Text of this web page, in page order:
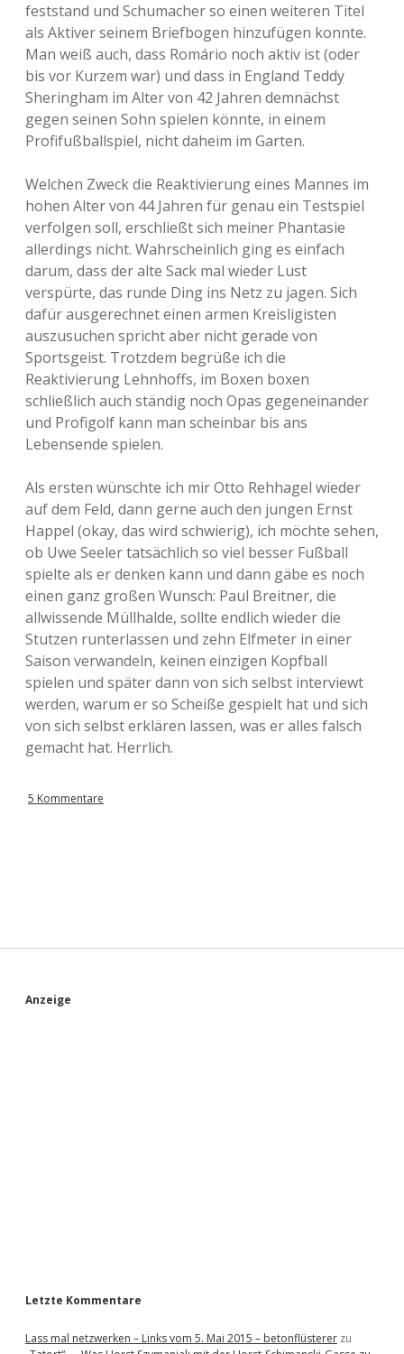
feststand und Schumacher so einen weiteren Titel
als Aktiver seinem Briefbogen hinzufügen konnte.
Man weiß auch, dass Romário noch aktiv ist (oder
bis vor Kurzem war) und dass in England Teddy
Sheringham im Alter von 42 Jahren demnächst
gegen seinen Sohn spielen könnte, in einem
Profifußballspiel, nicht daheim im Garten.
Welchen Zweck die Reaktivierung eines Mannes im
hohen Alter von 44 Jahren für genau ein Testspiel
verfolgen soll, erschließt sich meiner Phantasie
allerdings nicht. Wahrscheinlich ging es einfach
darum, dass der alte Sack mal wieder Lust
verspürte, das runde Ding ins Netz zu jagen. Sich
dafür ausgerechnet einen armen Kreisligisten
auszusuchen spricht aber nicht gerade von
Sportsgeist. Trotzdem begrüße ich die
Reaktivierung Lehnhoffs, im Boxen boxen
schließlich auch ständig noch Opas gegeneinander
und Profigolf kann man scheinbar bis ans
Lebensende spielen.
Als ersten wünschte ich mir Otto Rehhagel wieder
auf dem Feld, dann gerne auch den jungen Ernst
Happel (okay, das wird schwierig), ich möchte sehen,
ob Uwe Seeler tatsächlich so viel besser Fußball
spielte als er denken kann und dann gäbe es noch
einen ganz großen Wunsch: Paul Breitner, die
allwissende Müllhalde, sollte endlich wieder die
Stutzen runterlassen und zehn Elfmeter in einer
Saison verwandeln, keinen einzigen Kopfball
spielen und später dann von sich selbst interviewt
werden, warum er so Scheiße gespielt hat und sich
von sich selbst erklären lassen, was er alles falsch
gemacht hat. Herrlich.
5 Kommentare
S
Anzeige
Letzte Kommentare
Lass mal netzwerken – Links vom 5. Mai 2015 – betonflüsterer zu